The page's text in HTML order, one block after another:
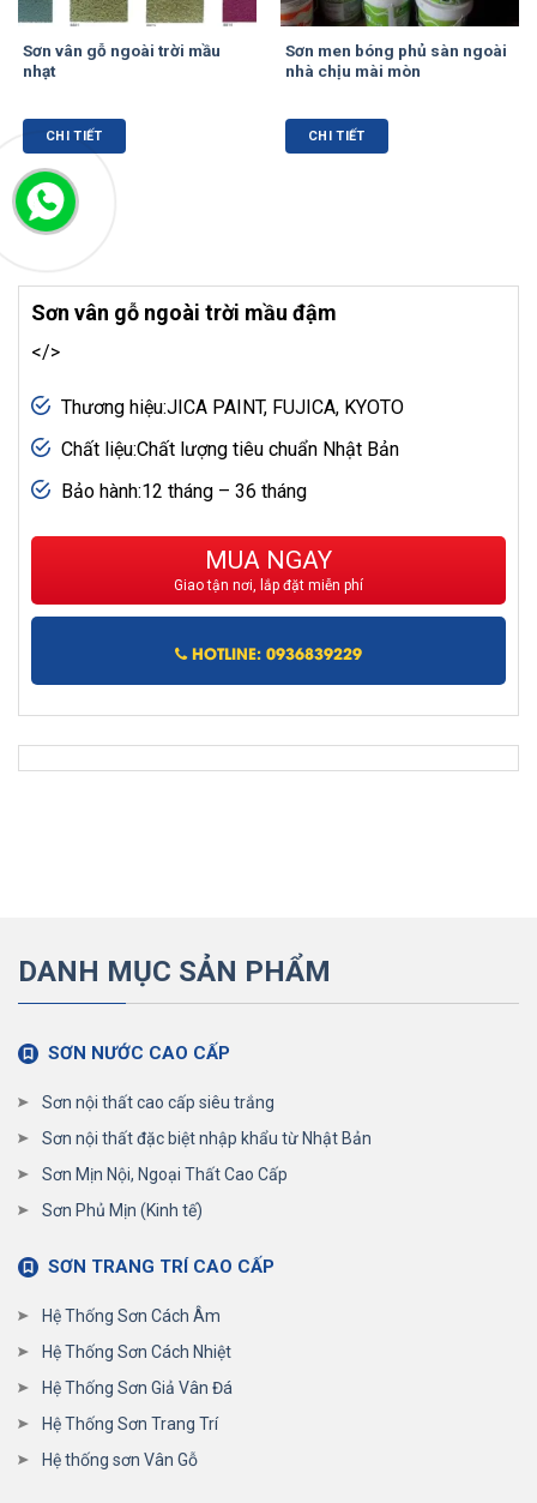
Sơn vân gỗ ngoài trời mầu
nhạt
CHI TIẾT
Sơn men bóng phủ sàn ngoài
nhà chịu mài mòn
CHI TIẾT
Sơn vân gỗ ngoài trời mầu đậm
</>
Thương hiệu:JICA PAINT, FUJICA, KYOTO
Chất liệu:Chất lượng tiêu chuẩn Nhật Bản
Bảo hành:12 tháng – 36 tháng
MUA NGAY
Giao tận nơi, lắp đặt miễn phí
HOTLINE: 0936839229
DANH MỤC SẢN PHẨM
SƠN NƯỚC CAO CẤP
Sơn nội thất cao cấp siêu trắng
Sơn nội thất đặc biệt nhập khẩu từ Nhật Bản
Sơn Mịn Nội, Ngoại Thất Cao Cấp
Sơn Phủ Mịn (Kinh tế)
SƠN TRANG TRÍ CAO CẤP
Hệ Thống Sơn Cách Âm
Hệ Thống Sơn Cách Nhiệt
Hệ Thống Sơn Giả Vân Đá
Hệ Thống Sơn Trang Trí
Hệ thống sơn Vân Gỗ